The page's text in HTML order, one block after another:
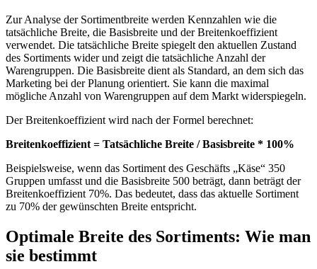
Zur Analyse der Sortimentbreite werden Kennzahlen wie die
tatsächliche Breite, die Basisbreite und der Breitenkoeffizient
verwendet. Die tatsächliche Breite spiegelt den aktuellen Zustand
des Sortiments wider und zeigt die tatsächliche Anzahl der
Warengruppen. Die Basisbreite dient als Standard, an dem sich das
Marketing bei der Planung orientiert. Sie kann die maximal
mögliche Anzahl von Warengruppen auf dem Markt widerspiegeln.
Der Breitenkoeffizient wird nach der Formel berechnet:
Breitenkoeffizient = Tatsächliche Breite / Basisbreite * 100%
Beispielsweise, wenn das Sortiment des Geschäfts „Käse“ 350
Gruppen umfasst und die Basisbreite 500 beträgt, dann beträgt der
Breitenkoeffizient 70%. Das bedeutet, dass das aktuelle Sortiment
zu 70% der gewünschten Breite entspricht.
Optimale Breite des Sortiments: Wie man
sie bestimmt